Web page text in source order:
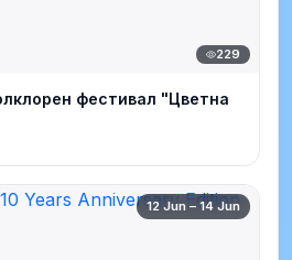
229
фестивал "Цветна
12 Jun – 14 Jun